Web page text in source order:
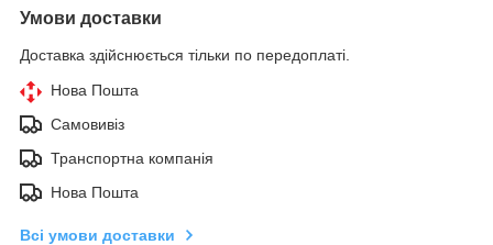
Умови доставки
Доставка здійснюється тільки по передоплаті.
Нова Пошта
Самовивіз
Транспортна компанія
Нова Пошта
Всі умови доставки